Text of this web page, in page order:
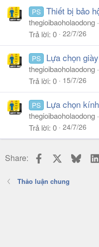
PS Thiết bị bảo
thegioibaoholaodong
Trả lời 0 22/7/26
PS Lựa chọn
thegioibaoholaodong
Trả lời 0 15/7/26
PS Lựa chọn
thegioibaoholaodong
Trả lời 0 24/7/26
Share: Facebook
Thảo luận chung